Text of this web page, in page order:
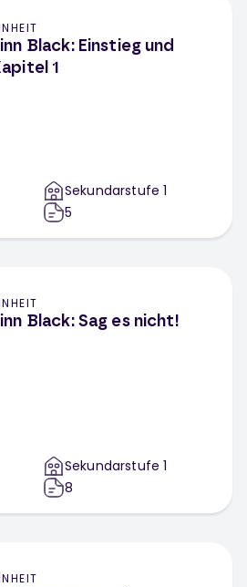
Black: Einstieg und
1
Sekundarstufe 1
5
Black: Sag es nicht!
Sekundarstufe 1
8